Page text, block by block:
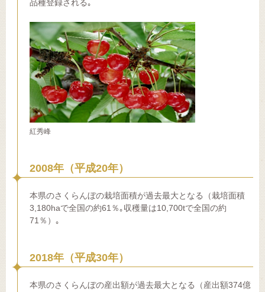
品種登録される｡
紅秀峰
2008年（平成20年）
本県のさくらんぼの栽培面積が過去最大となる（栽培面積
3,180haで全国の約61％｡収穫量は10,700tで全国の約
71％）｡
2018年（平成30年）
本県のさくらんぼの産出額が過去最大となる（産出額374億